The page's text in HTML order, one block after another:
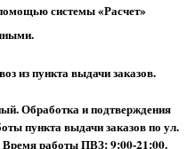
системы «Расчет»
из пункта выдачи заказов.
Обработка и подтверждения
пункта выдачи заказов по ул.
работы ПВЗ: 9:00-21:00.